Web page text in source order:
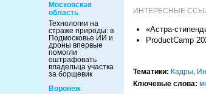
Московская
область
Технологии на
страже природы: в
Подмосковье ИИ и
дроны впервые
помогли
оштрафовать
владельца участка
за борщевик
Воронеж
ИНТЕРЕСНЫЕ
«Астра-
ProductCamp
Тематики: Кадры,
Ключевые слова: